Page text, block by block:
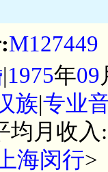
M127449
|1975年09
族|专业
均月收入:
上海闵行>